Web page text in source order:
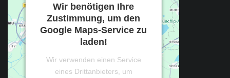
Wir benötigen Ihre
Zustimmung, um den
Google Maps-Service zu
laden!
Wir verwenden einen Service
eines Drittanbieters, um